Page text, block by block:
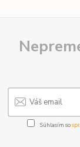
Súhlasím so